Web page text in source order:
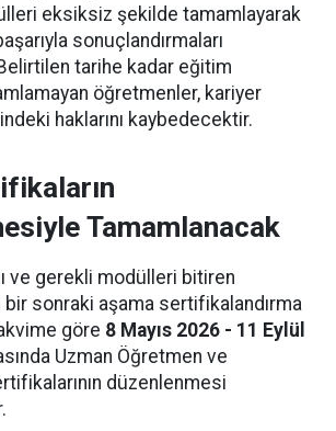
eksiksiz şekilde tamamlayarak
sonuçlandırmaları
tarihe kadar eğitim
öğretmenler, kariyer
haklarını kaybedecektir.
Tamamlanacak
ve gerekli modülleri bitiren
sonraki aşama sertifikalandırma
göre 8 Mayıs 2026 - 11 Eylül
Uzman Öğretmen ve
düzenlenmesi